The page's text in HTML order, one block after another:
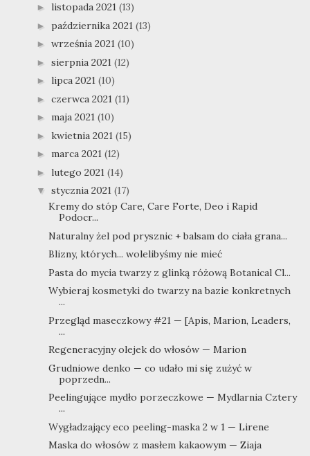
► listopada 2021 (13)
► października 2021 (13)
► września 2021 (10)
► sierpnia 2021 (12)
► lipca 2021 (10)
► czerwca 2021 (11)
► maja 2021 (10)
► kwietnia 2021 (15)
► marca 2021 (12)
► lutego 2021 (14)
▼ stycznia 2021 (17)
Kremy do stóp Care, Care Forte, Deo i Rapid
Podocr...
Naturalny żel pod prysznic + balsam do ciała grana...
Blizny, których... wolelibyśmy nie mieć
Pasta do mycia twarzy z glinką różową Botanical Cl...
Wybieraj kosmetyki do twarzy na bazie konkretnych
...
Przegląd maseczkowy #21 — [Apis, Marion, Leaders,
...
Regeneracyjny olejek do włosów — Marion
Grudniowe denko — co udało mi się zużyć w
poprzedn...
Peelingujące mydło porzeczkowe — Mydlarnia Cztery
...
Wygładzający eco peeling-maska 2 w 1 — Lirene
Maska do włosów z masłem kakaowym — Ziaja